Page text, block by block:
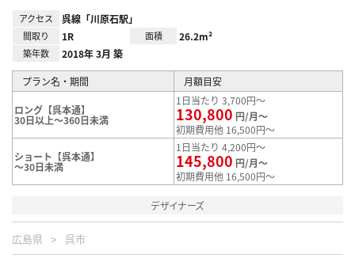
アクセス 呉線「川原石駅」
間取り 1R 面積 26.2m²
築年数 2018年 3月 築
プラン名・期間 月額目安
ロング【呉本通】
30日以上～360日未満
1日当たり 3,700円～
130,800 円/月～
初期費用他 16,500円～
ショート【呉本通】
～30日未満
1日当たり 4,200円～
145,800 円/月～
初期費用他 16,500円～
デザイナーズ
広島県 呉市